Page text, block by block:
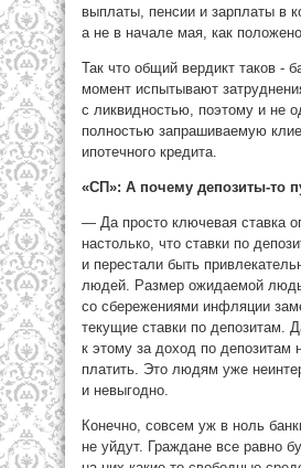
выплаты, пенсии и зарплаты в
а не в начале мая, как
Так что общий вердикт таков ­-
момент испытывают
с ликвидностью, поэтому и не
полностью запрашиваемую
ипотечного кредита.
«СП»: А почему депозиты-то
— Да просто ключевая ставка
настолько, что ставки по
и перестали быть
людей. Размер ожидаемой
со сбережениями инфляции
текущие ставки по депозитам.
к этому за доход по депозитам
платить. Это людям уже
и невыгодно.
Конечно, совсем уж в ноль
не уйдут. Граждане все равно